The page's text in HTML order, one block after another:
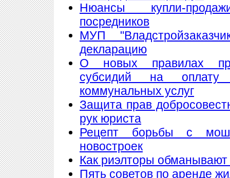
Нюансы купли-
посредников
МУП
декларацию
О новых правилах
субсидий на
коммунальных услуг
Защита прав
рук юриста
Рецепт борьбы с
новостроек
Как риэлторы обманывают
Пять советов по аренде